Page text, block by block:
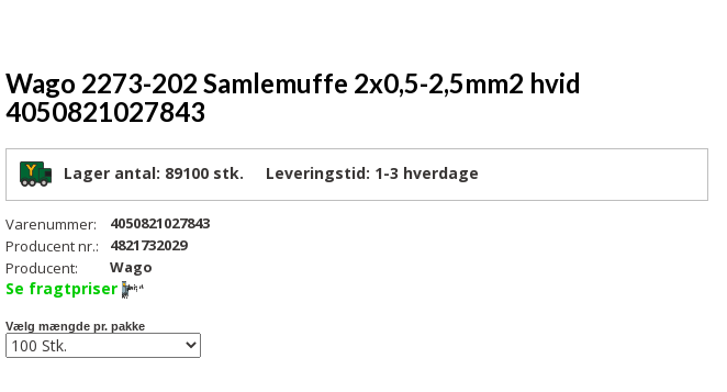
Wago 2273-202 Samlemuffe 2x0,5-2,5mm2 hvid
4050821027843
Lager antal: 89100 stk. Leveringstid: 1-3 hverdage
Varenummer:
4050821027843
Producent nr.:
4821732029
Producent:
Wago
Se fragtpriser
Vælg mængde pr. pakke